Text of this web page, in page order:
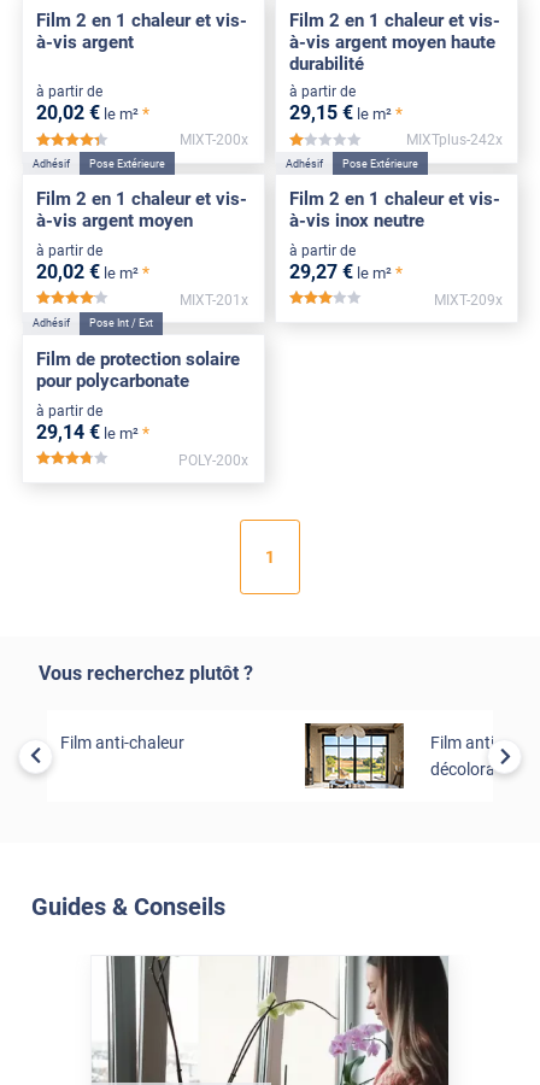
Film 2 en 1 chaleur et vis-
à-vis argent
à partir de
20,02 € le m² *
*****
MIXT-200x
Film 2 en 1 chaleur et vis-
à-vis argent moyen haute
durabilité
à partir de
29,15 € le m² *
*****
MIXTplus-242x
Adhésif Pose Extérieure
Film 2 en 1 chaleur et vis-
à-vis argent moyen
à partir de
20,02 € le m² *
*****
MIXT-201x
Adhésif Pose Extérieure
Film 2 en 1 chaleur et vis-
à-vis inox neutre
à partir de
29,27 € le m² *
*****
MIXT-209x
Adhésif Pose Int / Ext
Film de protection solaire
pour polycarbonate
à partir de
29,14 € le m² *
*****
POLY-200x
1
Vous recherchez plutôt ?
Film anti-chaleur
Film anti-uv et
décoloration
Guides & Conseils
Comment protéger votre
intérieur sans priver vos
plantes de lumière ?